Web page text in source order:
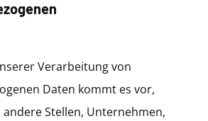
Verarbeitung von
Daten kommt es vor,
andere Stellen, Unternehmen,